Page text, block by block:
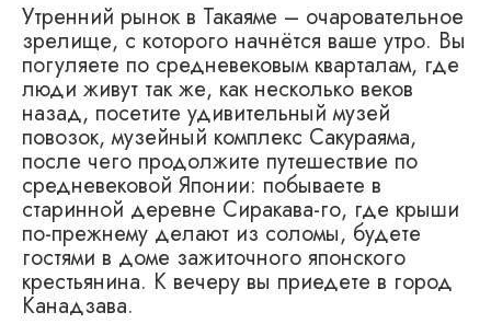
Утренний рынок в Такаяме – очаровательное
зрелище, с которого начнётся ваше утро. Вы
погуляете по средневековым кварталам, где
люди живут так же, как несколько веков
назад, посетите удивительный музей
повозок, музейный комплекс Сакураяма,
после чего продолжите путешествие по
средневековой Японии: побываете в
старинной деревне Сиракава-го, где крыши
по-прежнему делают из соломы, будете
гостями в доме зажиточного японского
крестьянина. К вечеру вы приедете в город
Канадзава.